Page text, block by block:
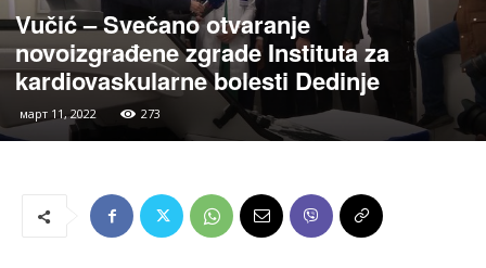
Vučić – Svečano otvaranje
novoizgrađene zgrade Instituta za
kardiovaskularne bolesti Dedinje
март 11, 2022 273